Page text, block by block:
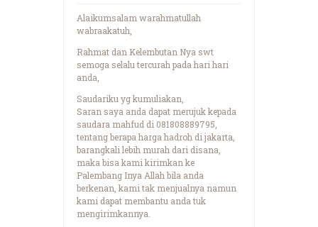
Alaikumsalam warahmatullah
wabraakatuh,
Rahmat dan Kelembutan Nya swt
semoga selalu tercurah pada hari hari
anda,
Saudariku yg kumuliakan,
Saran saya anda dapat merujuk kepada
saudara mahfud di 081808889795,
tentang berapa harga hadroh di jakarta,
barangkali lebih murah dari disana,
maka bisa kami kirimkan ke
Palembang Inya Allah bila anda
berkenan, kami tak menjualnya namun
kami dapat membantu anda tuk
mengirimkannya.